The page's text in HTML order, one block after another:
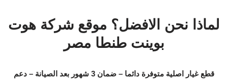
لماذا نحن الافضل؟ موقع شركة هوت
بوينت طنطا مصر
قطع غيار اصلية متوفرة دائما – ضمان 3 شهور بعد الصيانة – دعم